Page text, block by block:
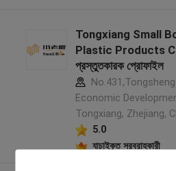
Tongxiang Small
Plastic Products
প্রস্তুতকারক প্রোফাইল
Economic
Tongxiang, Zhejiang,
5.0
যাচাইকৃত সরবরাহকারী